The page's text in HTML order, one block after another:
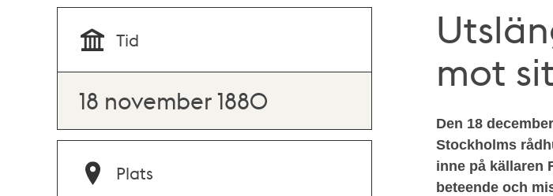
mot
Den 18
Stockholms
inne på källaren
beteende och
Tid
18 november 1880
Plats